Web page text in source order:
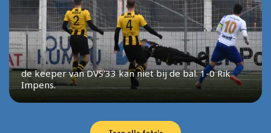
de keeper van DVS'33 kan niet bij de bal. 1-0 Rik
Impens.